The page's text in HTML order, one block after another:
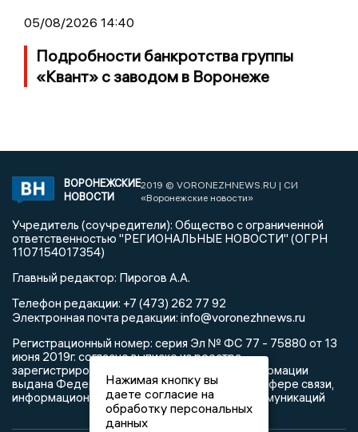
05/08/2026 14:40
Подробности банкротства группы
«Квант» с заводом в Воронеже
ВОРОНЕЖСКИЕ
НОВОСТИ
2019 © VORONEZHNEWS.RU | СИ
«Воронежские новости»
Учредитель (соучредители): Общество с ограниченной
ответственностью "РЕГИОНАЛЬНЫЕ НОВОСТИ" (ОГРН
1107154017354)
Главный редактор: Пирогов А.А.
Телефон редакции: +7 (473) 262 77 92
Электронная почта редакции: info@voronezhnews.ru
Регистрационный номер: серия Эл № ФС 77 - 75880 от 13
июня 2019г. согласно выписке из реестра
зарегистрированных средств массовой информации
выдана Федеральной службой по надзору в сфере связи,
информационных технологий и массовых коммуникаций
Нажимая кнопку вы
даете согласие на
обработку персональных
данных